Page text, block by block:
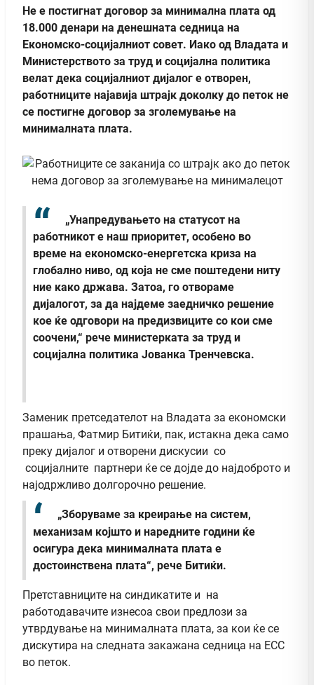
Не е постигнат договор за минимална плата од
18.000 денари на денешната седница на
Економско-социјалниот совет. Иако од Владата и
Министерството за труд и социјална политика
велат дека социјалниот дијалог е отворен,
работниците најавија штрајк доколку до петок не
се постигне договор за зголемување на
минималната плата.
„Унапредувањето на статусот на
работникот е наш приоритет, особено во
време на економско-енергетска криза на
глобално ниво, од која не сме поштедени ниту
ние како држава. Затоа, го отвораме
дијалогот, за да најдеме заедничко решение
кое ќе одговори на предизвиците со кои сме
соочени,“ рече министерката за труд и
социјална политика Јованка Тренчевска.
Заменик претседателот на Владата за економски
прашања, Фатмир Битиќи, пак, истакна дека само
преку дијалог и отворени дискусии со
социјалните партнери ќе се дојде до најдоброто и
најодржливо долгорочно решение.
„Зборуваме за креирање на систем,
механизам којшто и наредните години ќе
осигура дека минималната плата е
достоинствена плата“, рече Битиќи.
Претставниците на синдикатите и на
работодавачите изнесоа свои предлози за
утврдување на минималната плата, за кои ќе се
дискутира на следната закажана седница на ЕСС
во петок.